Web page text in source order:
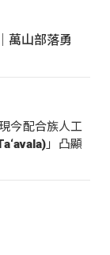
萬山部落勇
今配合族人工
」凸顯